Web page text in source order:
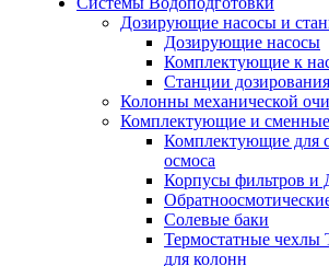
Дозирующие насосы и
Дозирующие насосы
Комплектующие к
Станции дозирования
Колонны механической
Комплектующие и
Комплектующие для
осмоса
Корпусы фильтров и
Солевые баки
Термостатные
для колонн